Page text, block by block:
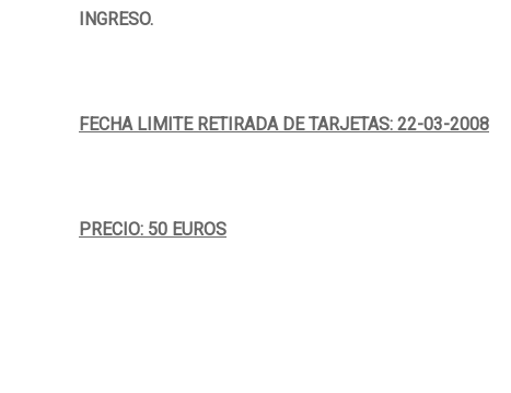
INGRESO.
FECHA LIMITE RETIRADA DE TARJETAS: 22-03-2008
PRECIO: 50 EUROS